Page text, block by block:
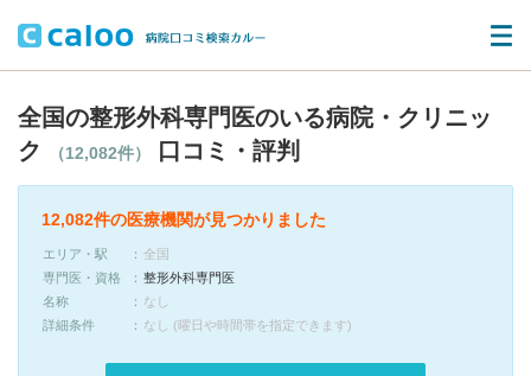
全国の整形外科専門医のいる病院・クリニッ
ク
（12,082件） 口コミ・評判
12,082件の医療機関が見つかりました
エリア・駅
全国
専門医・資格
整形外科専門医
名称
なし
詳細条件
なし (曜日や時間帯を指定できます)